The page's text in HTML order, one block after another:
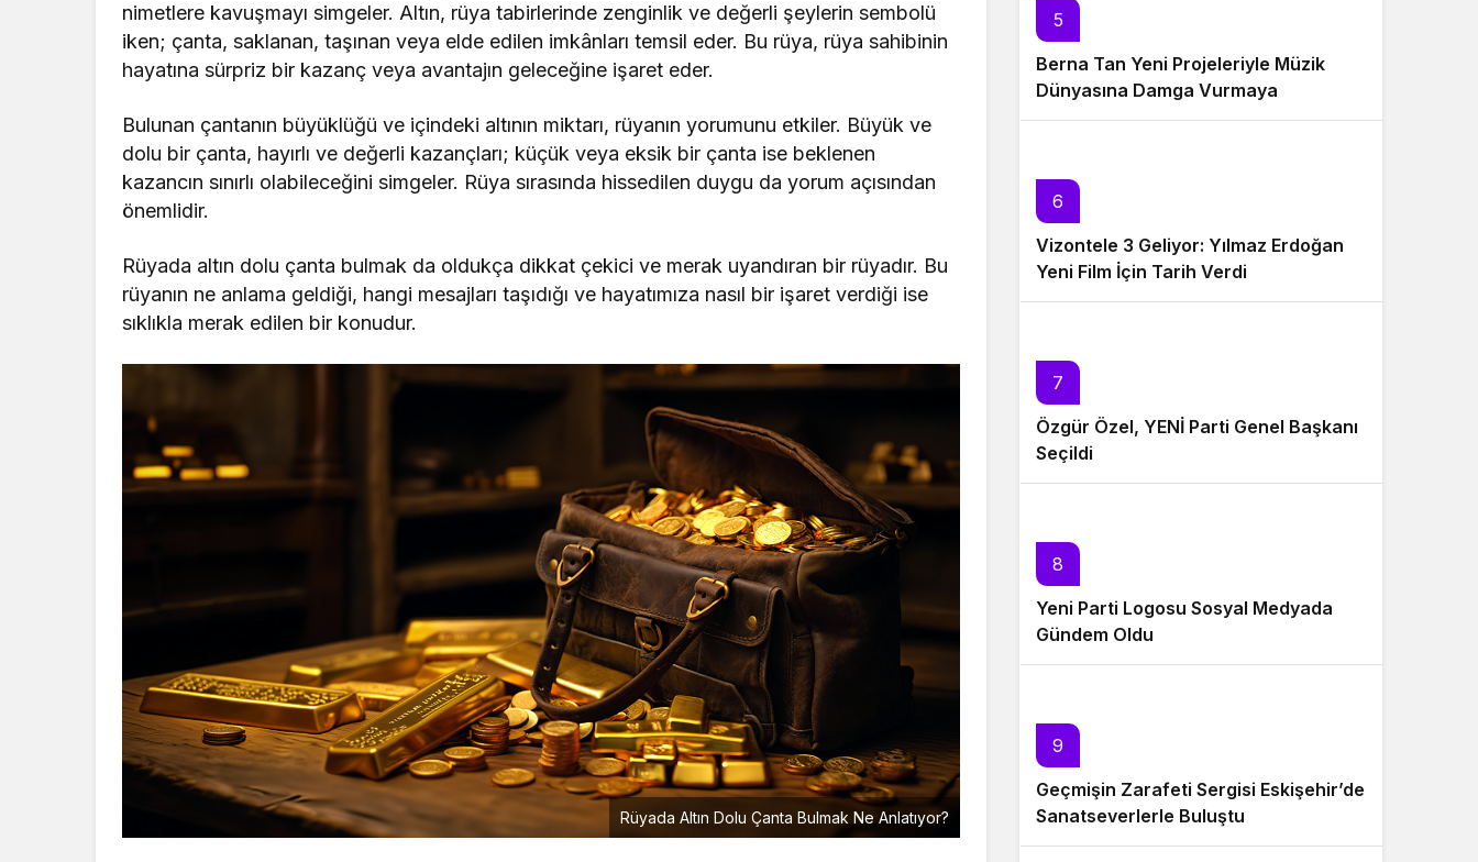
nimetlere kavuşmayı simgeler. Altın, rüya tabirlerinde zenginlik ve değerli şeylerin sembolü
iken; çanta, saklanan, taşınan veya elde edilen imkânları temsil eder. Bu rüya, rüya sahibinin
hayatına sürpriz bir kazanç veya avantajın geleceğine işaret eder.
Bulunan çantanın büyüklüğü ve içindeki altının miktarı, rüyanın yorumunu etkiler. Büyük ve
dolu bir çanta, hayırlı ve değerli kazançları; küçük veya eksik bir çanta ise beklenen
kazancın sınırlı olabileceğini simgeler. Rüya sırasında hissedilen duygu da yorum açısından
önemlidir.
Rüyada altın dolu çanta bulmak da oldukça dikkat çekici ve merak uyandıran bir rüyadır. Bu
rüyanın ne anlama geldiği, hangi mesajları taşıdığı ve hayatımıza nasıl bir işaret verdiği ise
sıklıkla merak edilen bir konudur.
Rüyada Altın Dolu Çanta Bulmak Ne Anlatıyor?
5
Berna Tan Yeni Projeleriyle Müzik
Dünyasına Damga Vurmaya
Hazırlanıyor
6
Vizontele 3 Geliyor: Yılmaz Erdoğan
Yeni Film İçin Tarih Verdi
7
Özgür Özel, YENİ Parti Genel Başkanı
Seçildi
8
Yeni Parti Logosu Sosyal Medyada
Gündem Oldu
9
Geçmişin Zarafeti Sergisi Eskişehir’de
Sanatseverlerle Buluştu